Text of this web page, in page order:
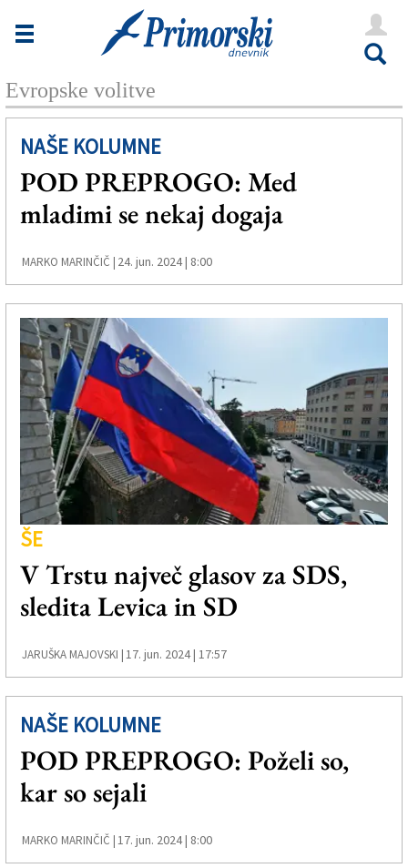
Novice
Goriška
Kultura
Šport
Še
Vreme
Uredništvo
Oglasi
Založnik
Zadruga PD
Naročnine
Evropske volitve
NAŠE KOLUMNE
POD PREPROGO: Med
mladimi se nekaj dogaja
MARKO MARINČIČ | 24. jun. 2024 | 8:00
ŠE
V Trstu največ glasov za SDS,
sledita Levica in SD
JARUŠKA MAJOVSKI |17. jun. 2024 | 17:57
NAŠE KOLUMNE
POD PREPROGO: Poželi so,
kar so sejali
MARKO MARINČIČ |17. jun. 2024 | 8:00